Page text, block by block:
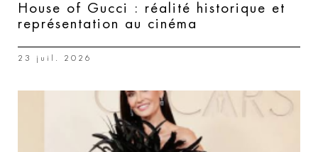
House of Gucci : réalité historique et
représentation au cinéma
23 juil. 2026